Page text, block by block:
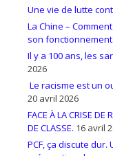
Une vie de lutte
La Chine –
son fonctionnement.
Il y a 100 ans, les
2026
Le racisme est un
20 avril 2026
FACE À LA CRISE DE
DE CLASSE. 16 avril
PCF, ça discute